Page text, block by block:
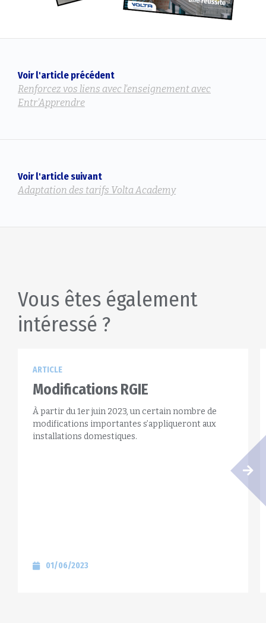
Voir l'article précédent
Renforcez vos liens avec l'enseignement avec
Entr'Apprendre
Voir l'article suivant
Adaptation des tarifs Volta Academy
Vous êtes également
intéressé ?
ARTICLE
Modifications RGIE
À partir du 1er juin 2023, un certain nombre de
modifications importantes s’appliqueront aux
installations domestiques.
01/06/2023